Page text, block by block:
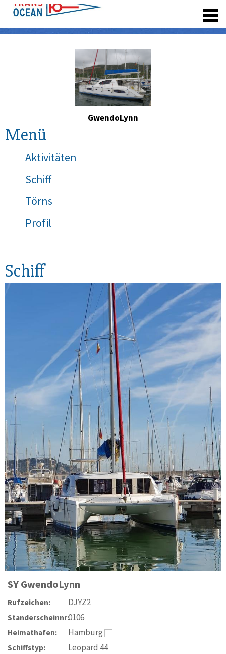
GwendoLynn
Menü
Aktivitäten
Schiff
Törns
Profil
Schiff
SYGwendoLynn
Rufzeichen: DJYZ2
Standerscheinnr:0106
Heimathafen: Hamburg
Schiffstyp: Leopard 44